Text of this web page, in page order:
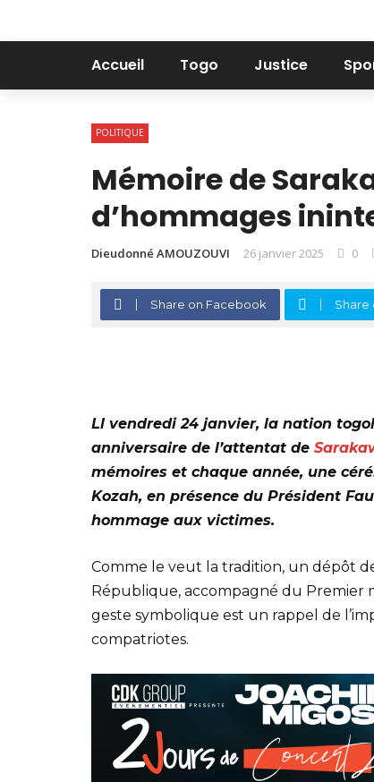
Accueil Togo Justice
POLITIQUE
Mémoire de
d’hommages
Dieudonné AMOUZOUVI 26 janvier 2025 0
Share on Facebook Share
Ll vendredi 24 janvier, la nation
anniversaire de l’attentat de
mémoires et chaque année, une
Kozah, en présence du Président
hommage aux victimes.
Comme le veut la tradition, un dépôt
République, accompagné du Premier
geste symbolique est un rappel de
compatriotes.